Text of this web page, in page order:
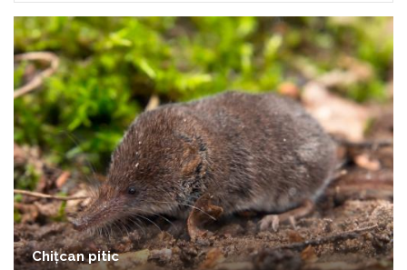
Chițcan pitic